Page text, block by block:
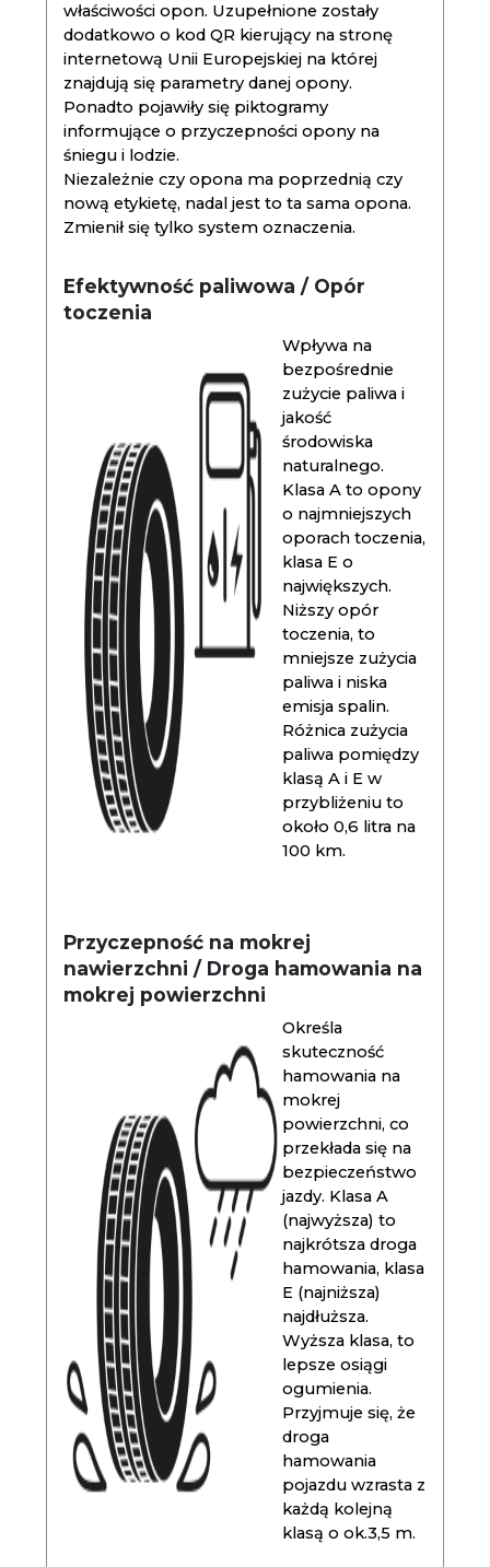
właściwości opon. Uzupełnione zostały
dodatkowo o kod QR kierujący na stronę
internetową Unii Europejskiej na której
znajdują się parametry danej opony.
Ponadto pojawiły się piktogramy
informujące o przyczepności opony na
śniegu i lodzie.
Niezależnie czy opona ma poprzednią czy
nową etykietę, nadal jest to ta sama opona.
Zmienił się tylko system oznaczenia.
Efektywność paliwowa / Opór
toczenia
Wpływa na
bezpośrednie
zużycie paliwa i
jakość
środowiska
naturalnego.
Klasa A to opony
o najmniejszych
oporach toczenia,
klasa E o
największych.
Niższy opór
toczenia, to
mniejsze zużycia
paliwa i niska
emisja spalin.
Różnica zużycia
paliwa pomiędzy
klasą A i E w
przybliżeniu to
około 0,6 litra na
100 km.
Przyczepność na mokrej
nawierzchni / Droga hamowania na
mokrej powierzchni
Określa
skuteczność
hamowania na
mokrej
powierzchni, co
przekłada się na
bezpieczeństwo
jazdy. Klasa A
(najwyższa) to
najkrótsza droga
hamowania, klasa
E (najniższa)
najdłuższa.
Wyższa klasa, to
lepsze osiągi
ogumienia.
Przyjmuje się, że
droga
hamowania
pojazdu wzrasta z
każdą kolejną
klasą o ok.3,5 m.